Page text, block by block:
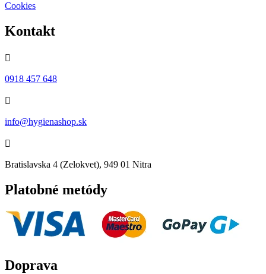
Cookies
Kontakt

0918 457 648

info@hygienashop.sk

Bratislavska 4 (Zelokvet), 949 01 Nitra
Platobné metódy
Doprava